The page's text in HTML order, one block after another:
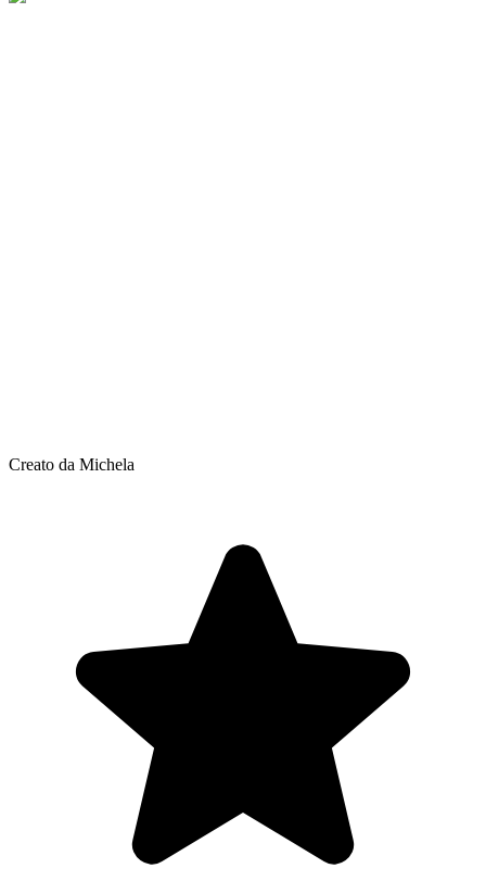
Creato da Michela